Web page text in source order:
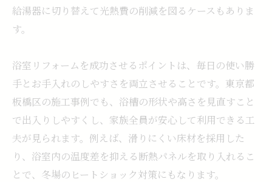
給湯器に切り替えて光熱費の削減を図るケースもありま
す。
浴室リフォームを成功させるポイントは、毎日の使い勝
手とお手入れのしやすさを両立させることです。東京都
板橋区の施工事例でも、浴槽の形状や高さを見直すこと
で出入りしやすくし、家族全員が安心して利用できる工
夫が見られます。例えば、滑りにくい床材を採用した
り、浴室内の温度差を抑える断熱パネルを取り入れるこ
とで、冬場のヒートショック対策にもなります。